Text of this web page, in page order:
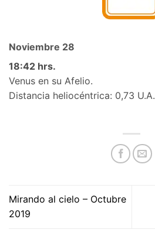
Noviembre 28
18:42 hrs.
Venus en su Afelio.
Distancia heliocéntrica: 0,73 U.A.
Mirando al cielo – Octubre
2019